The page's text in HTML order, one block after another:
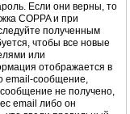
Если они верны, то
COPPA и при
полученным
чтобы все новые
или
отображается в
email-сообщение,
не получено,
email либо он